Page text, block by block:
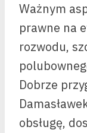
Ważnym
prawne na
rozwodu,
Dobrze
obsługę,